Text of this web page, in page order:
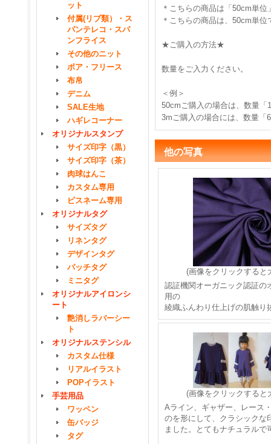
ット
付属(リブ類）・ス
パンテレコ・スパ
ンフライス
その他のニット
ボア・フリース
布帛
デニム
SALE生地
ハギレコーナー
オリジナルスタンプ
サイズ印字（黒）
サイズ印字（茶）
肉球はんこ
カスタム専用
ピスネーム専用
オリジナルタグ
サイズタグ
リネンタグ
デザインタグ
パッチタグ
ミニタグ
オリジナルアイロンシ
ート
艶消しラバーシー
ト
オリジナルステンシル
カスタム仕様
リアルイラスト
POPイラスト
手芸用品
ワッペン
缶バッジ
タグ
＊こちらの商品は「50cm単
＊こちらの商品は、50cm単位
★ご購入の方法★
数量をご入力ください。
＜例＞
50cmご購入の場合は、数量「
3mご購入の場合には、数量「
他の写真
(画像をクリックすると
認証機関オーガニック認証の
用の
綾織ふんわり仕上げの肌触り
(画像をクリックすると
Aライン、ギャザー、レース
のを形にして、クラシックな
ました。とてもナチュラルで